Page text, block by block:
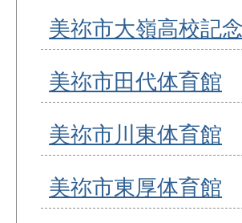
美祢市大嶺高校記
美祢市田代体育館
美祢市川東体育館
美祢市東厚体育館